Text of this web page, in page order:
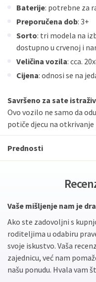
Baterije: potrebne za
Preporučena dob: 3+
Sorto: tri modela na
dostupno u crvenoj i
Veličina vozila: cca.
Cijena: odnosi se na
Savršeno za sate
Ovo vozilo ne samo da
potiče djecu na
Prednosti
Vaše mišljenje nam je
Ako ste zadovoljni s
roditeljima u odabiru
svoje iskustvo. Vaša
zajednicu, već nam
našu ponudu. Hvala vam